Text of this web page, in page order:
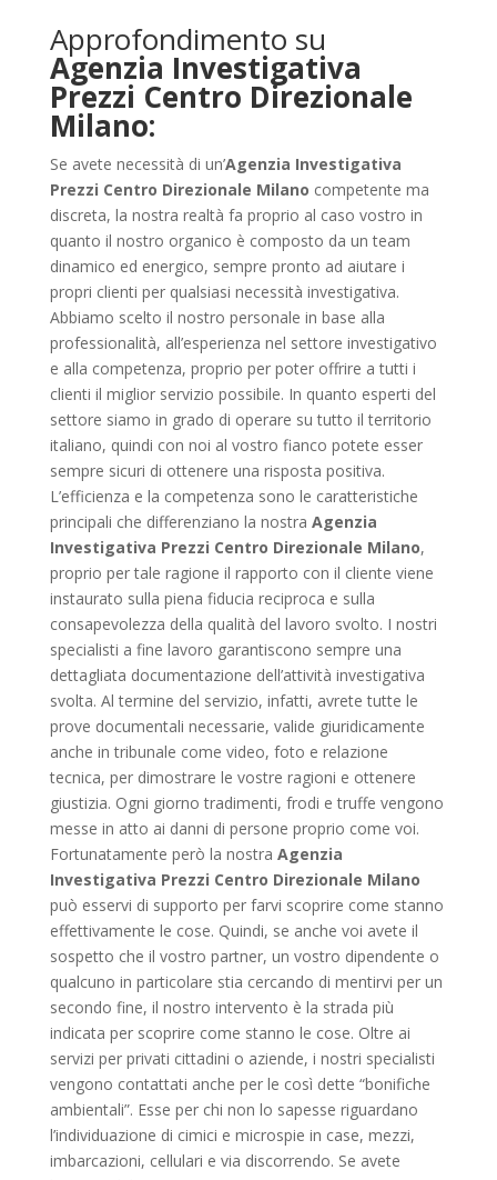
Approfondimento su
Agenzia Investigativa
Prezzi Centro Direzionale
Milano:
Se avete necessità di un’Agenzia Investigativa
Prezzi Centro Direzionale Milano competente ma
discreta, la nostra realtà fa proprio al caso vostro in
quanto il nostro organico è composto da un team
dinamico ed energico, sempre pronto ad aiutare i
propri clienti per qualsiasi necessità investigativa.
Abbiamo scelto il nostro personale in base alla
professionalità, all’esperienza nel settore investigativo
e alla competenza, proprio per poter offrire a tutti i
clienti il miglior servizio possibile. In quanto esperti del
settore siamo in grado di operare su tutto il territorio
italiano, quindi con noi al vostro fianco potete esser
sempre sicuri di ottenere una risposta positiva.
L’efficienza e la competenza sono le caratteristiche
principali che differenziano la nostra Agenzia
Investigativa Prezzi Centro Direzionale Milano,
proprio per tale ragione il rapporto con il cliente viene
instaurato sulla piena fiducia reciproca e sulla
consapevolezza della qualità del lavoro svolto. I nostri
specialisti a fine lavoro garantiscono sempre una
dettagliata documentazione dell’attività investigativa
svolta. Al termine del servizio, infatti, avrete tutte le
prove documentali necessarie, valide giuridicamente
anche in tribunale come video, foto e relazione
tecnica, per dimostrare le vostre ragioni e ottenere
giustizia. Ogni giorno tradimenti, frodi e truffe vengono
messe in atto ai danni di persone proprio come voi.
Fortunatamente però la nostra Agenzia
Investigativa Prezzi Centro Direzionale Milano
può esservi di supporto per farvi scoprire come stanno
effettivamente le cose. Quindi, se anche voi avete il
sospetto che il vostro partner, un vostro dipendente o
qualcuno in particolare stia cercando di mentirvi per un
secondo fine, il nostro intervento è la strada più
indicata per scoprire come stanno le cose. Oltre ai
servizi per privati cittadini o aziende, i nostri specialisti
vengono contattati anche per le così dette “bonifiche
ambientali”. Esse per chi non lo sapesse riguardano
l’individuazione di cimici e microspie in case, mezzi,
imbarcazioni, cellulari e via discorrendo. Se avete